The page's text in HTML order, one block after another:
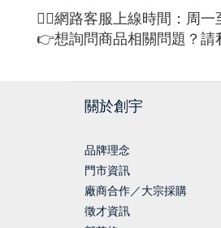
🙋‍♀網路客服上線時間：周
👉想詢問商品相關問題？請
關於創宇
品牌理念
門市資訊
廠商合作／大宗採購
徵才資訊